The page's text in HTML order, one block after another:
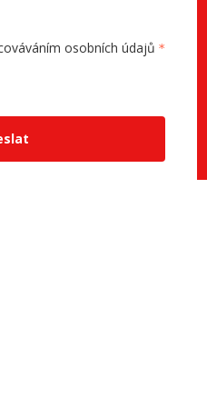
osobních údajů